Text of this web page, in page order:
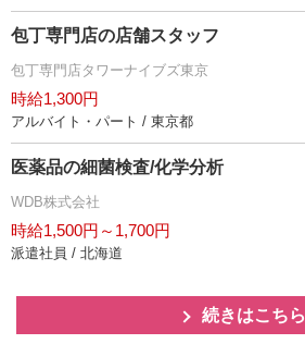
包丁専門店の店舗スタッフ
包丁専門店タワーナイブズ東京
時給1,300円
アルバイト・パート / 東京都
医薬品の細菌検査/化学分析
WDB株式会社
時給1,500円～1,700円
派遣社員 / 北海道
続きはこちら